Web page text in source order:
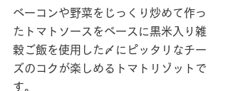
ベーコンや野菜をじっくり炒めて作っ
たトマトソースをベースに黒米入り雑
穀ご飯を使用した〆にピッタリなチー
ズのコクが楽しめるトマトリゾットで
す。